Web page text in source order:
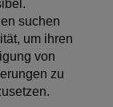
suchen
um ihren
von
zu